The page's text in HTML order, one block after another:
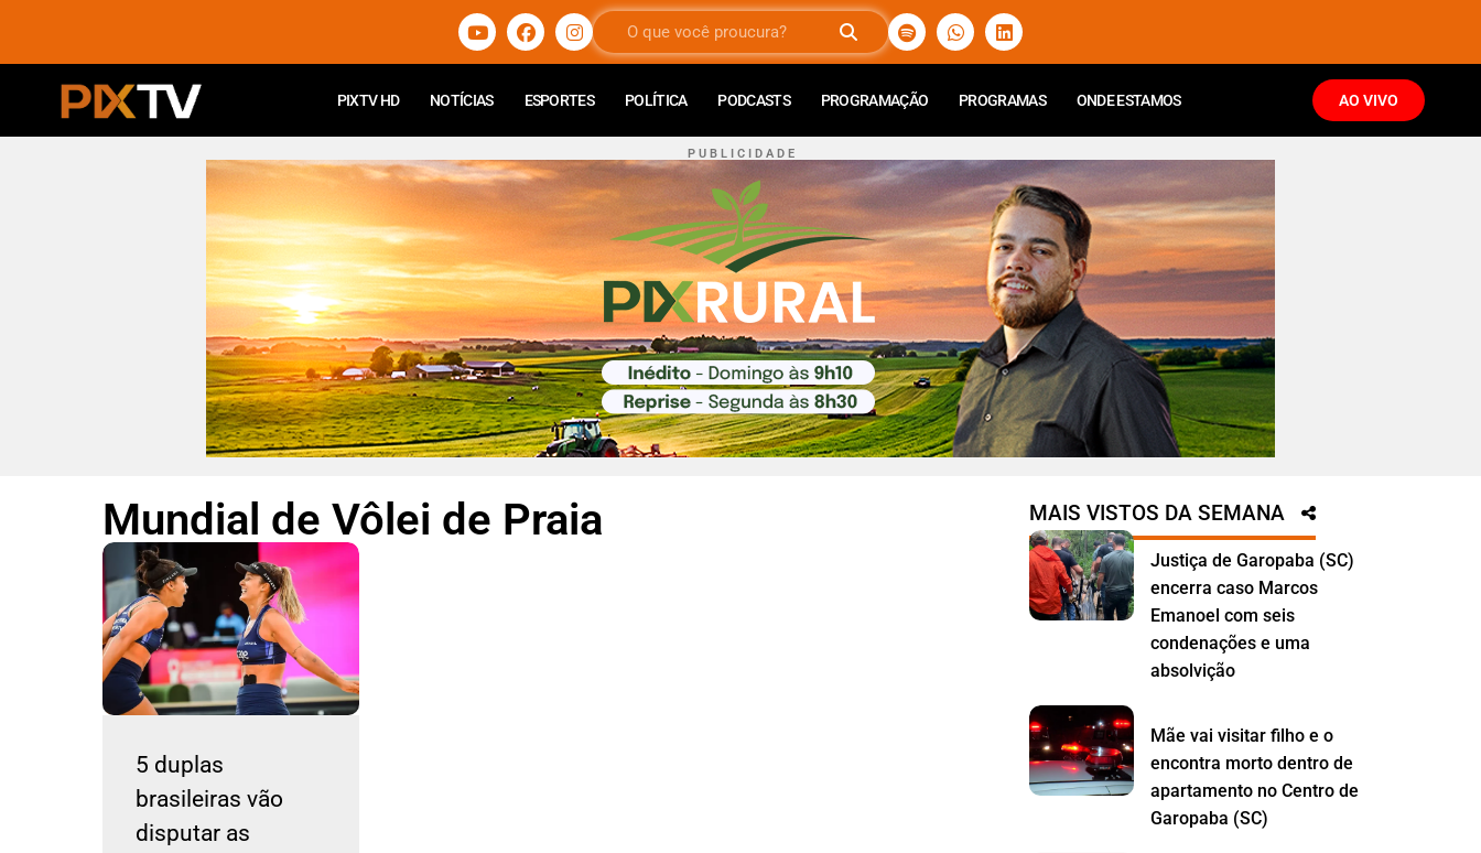
PIXTV HD NOTÍCIAS ESPORTES POLÍTICA PODCASTS PROGRAMAÇÃO PROGRAMAS ONDE ESTAMOS AO VIVO
P U B L I C I D A D E
Mundial de Vôlei de Praia
5 duplas
brasileiras vão
disputar as
MAIS VISTOS DA SEMANA
Justiça de Garopaba (SC)
encerra caso Marcos
Emanoel com seis
condenações e uma
absolvição
Mãe vai visitar filho e o
encontra morto dentro de
apartamento no Centro de
Garopaba (SC)